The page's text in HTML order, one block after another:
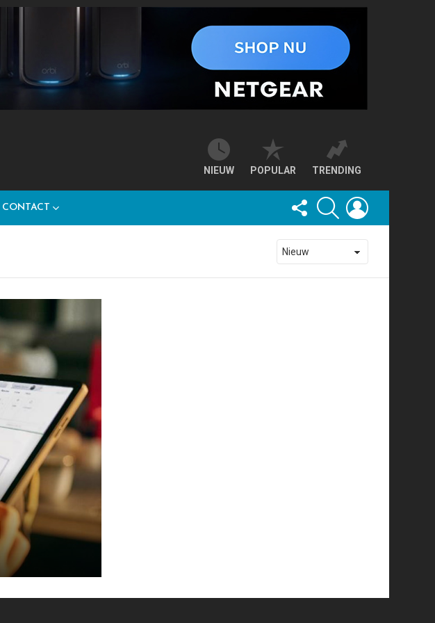
NIEUW POPULAR TRENDING
CONTACT
FOLLOW
US
SEARCH